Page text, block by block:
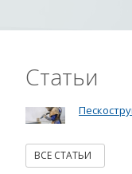
Статьи
ВСЕ СТАТЬИ